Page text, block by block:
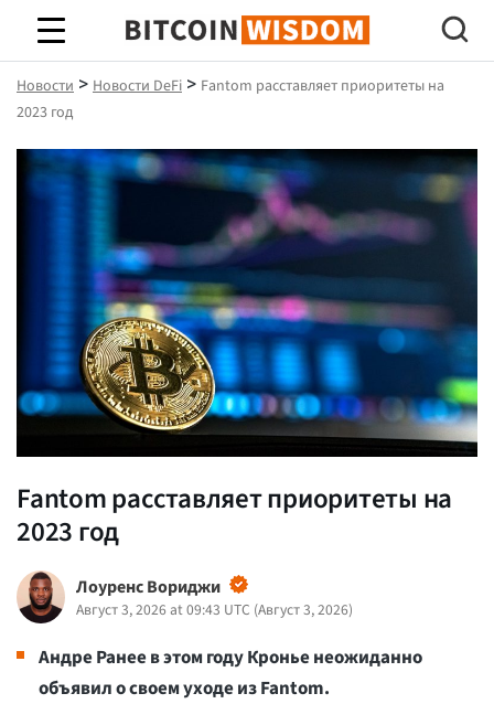
Биткойн Мудрость
Новости > Новости DeFi > Fantom расставляет приоритеты на
2023 год
Fantom расставляет приоритеты на
2023 год
Лоуренс Вориджи
Август 3, 2026 at 09:43 UTC (Август 3, 2026)
АндреРанее в этом году Кронье неожиданно
объявил о своем уходе из Fantom.